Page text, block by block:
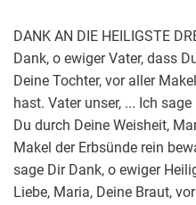
DANK AN DIE HEILIGSTE
Dank, o ewiger Vater, dass
Deine Tochter, vor aller
hast. Vater unser, ... Ich
Du durch Deine Weisheit,
Makel der Erbsünde rein
sage Dir Dank, o ewiger
Liebe, Maria, Deine Braut,